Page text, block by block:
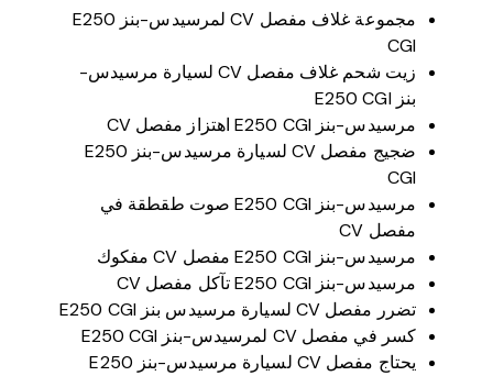
مجموعة غلاف مفصل CV لمرسيدس-بنز E250
CGI
زيت شحم غلاف مفصل CV لسيارة مرسيدس-
بنز E250 CGI
مرسيدس-بنز E250 CGI اهتزاز مفصل CV
ضجيج مفصل CV لسيارة مرسيدس-بنز E250
CGI
مرسيدس-بنز E250 CGI صوت طقطقة في
مفصل CV
مرسيدس-بنز E250 CGI مفصل CV مفكوك
مرسيدس-بنز E250 CGI تآكل مفصل CV
تضرر مفصل CV لسيارة مرسيدس بنز E250 CGI
كسر في مفصل CV لمرسيدس-بنز E250 CGI
يحتاج مفصل CV لسيارة مرسيدس-بنز E250